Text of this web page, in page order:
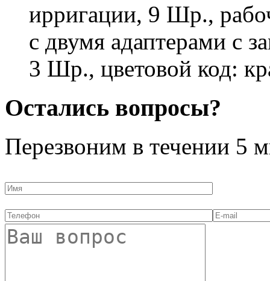
ирригации, 9 Шр.,
с двумя адаптерами с
3 Шр., цветовой код:
Остались вопросы?
Перезвоним в течении 5